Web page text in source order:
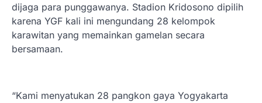
dijaga para punggawanya. Stadion Kridosono dipilih
karena YGF kali ini mengundang 28 kelompok
karawitan yang memainkan gamelan secara
bersamaan.
“Kami menyatukan 28 pangkon gaya Yogyakarta